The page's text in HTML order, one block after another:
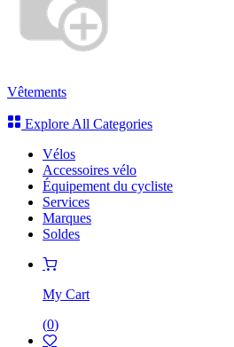
Vêtements
Explore All Categories
Vélos
Accessoires vélo
Équipement du cycliste
Services
Marques
Soldes
My Cart
(0)